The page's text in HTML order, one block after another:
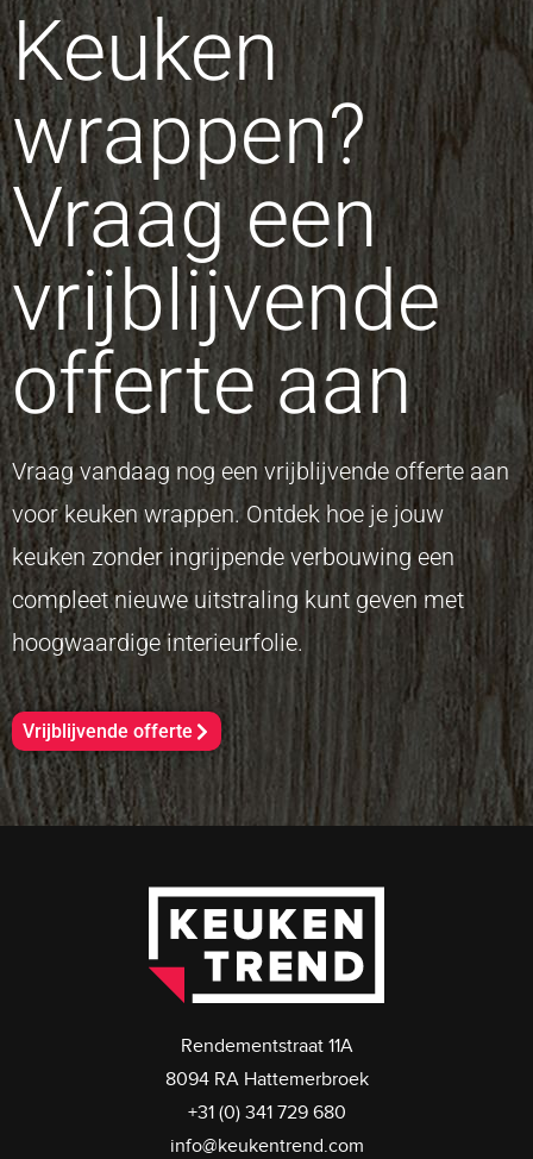
Keuken
wrappen?
Vraag een
vrijblijvende
offerte aan
Vraag vandaag nog een vrijblijvende offerte aan
voor keuken wrappen. Ontdek hoe je jouw
keuken zonder ingrijpende verbouwing een
compleet nieuwe uitstraling kunt geven met
hoogwaardige interieurfolie.
Vrijblijvende offerte
Rendementstraat 11A
8094 RA Hattemerbroek
+31 (0) 341 729 680
info@keukentrend.com